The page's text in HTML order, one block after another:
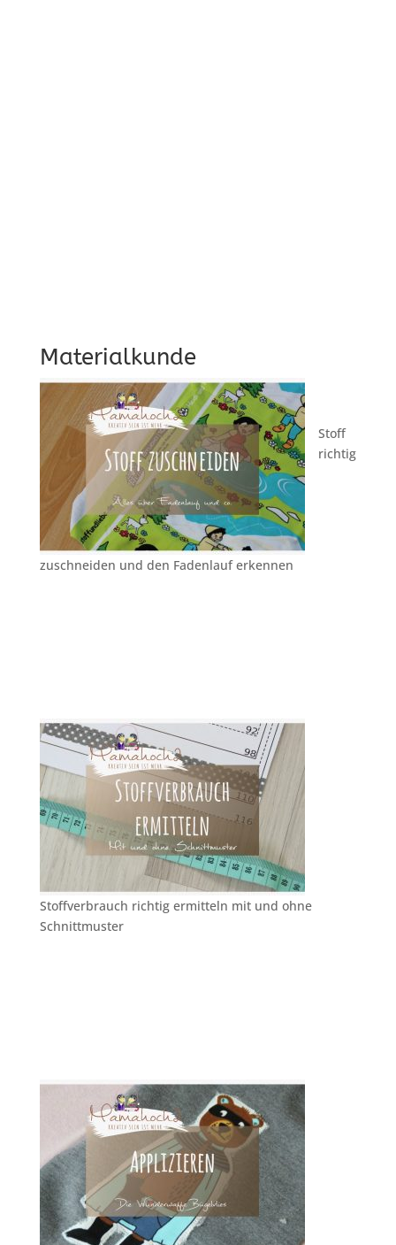
Materialkunde
Stoff
richtig
zuschneiden und den Fadenlauf erkennen
Stoffverbrauch richtig ermitteln mit und ohne
Schnittmuster